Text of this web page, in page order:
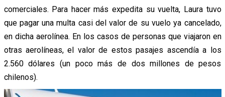
comerciales. Para hacer más expedita su vuelta, Laura tuvo
que pagar una multa casi del valor de su vuelo ya cancelado,
en dicha aerolínea. En los casos de personas que viajaron en
otras aerolíneas, el valor de estos pasajes ascendía a los
2.560 dólares (un poco más de dos millones de pesos
chilenos).